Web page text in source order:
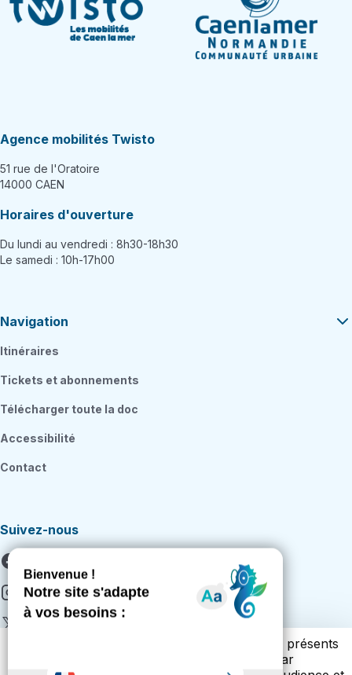
Agence mobilités Twisto
51 rue de l'Oratoire
14000 CAEN
Horaires d'ouverture
Du lundi au vendredi : 8h30-18h30
Le samedi : 10h-17h00
Navigation
Itinéraires
Tickets et abonnements
Télécharger toute la doc
Accessibilité
Contact
Suivez-nous
Instagram
Vous trouverez ci-dessous la liste des cookies présents
sur notre site. Cette liste vous est présentée par